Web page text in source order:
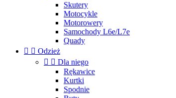
Skutery
Motocykle
Motorowery
Samochody L6e/L7e
Quady
  Odzież
  Dla niego
Rękawice
Kurtki
Spodnie